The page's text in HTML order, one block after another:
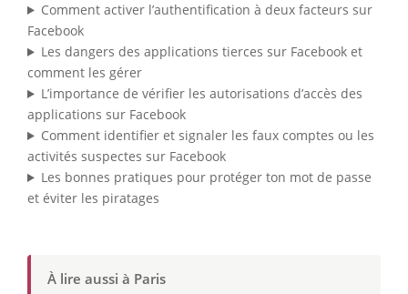
Comment activer l’authentification à deux facteurs sur
Facebook
Les dangers des applications tierces sur Facebook et
comment les gérer
L’importance de vérifier les autorisations d’accès des
applications sur Facebook
Comment identifier et signaler les faux comptes ou les
activités suspectes sur Facebook
Les bonnes pratiques pour protéger ton mot de passe
et éviter les piratages
À lire aussi à Paris